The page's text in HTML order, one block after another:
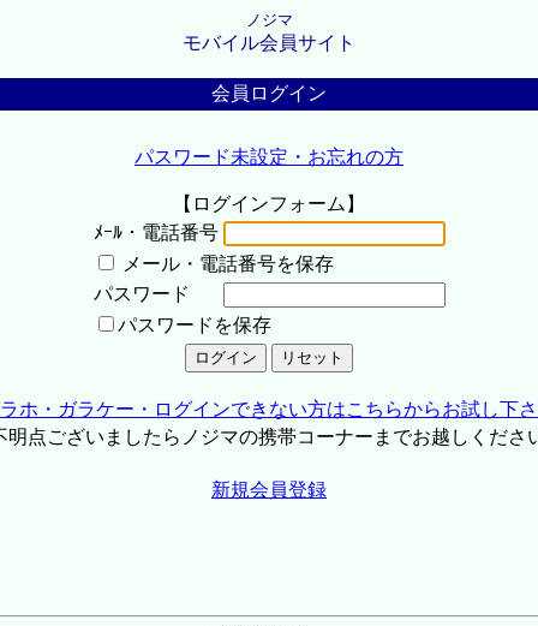
ノジマ
モバイル会員サイト
会員ログイン
パスワード未設定・お忘れの方
【ログインフォーム】
ﾒｰﾙ・電話番号
メール・電話番号を保存
パスワード
パスワードを保存
ホ・ガラケー・ログインできない方はこちらからお試し下
点ございましたらノジマの携帯コーナーまでお越しくださ
新規会員登録